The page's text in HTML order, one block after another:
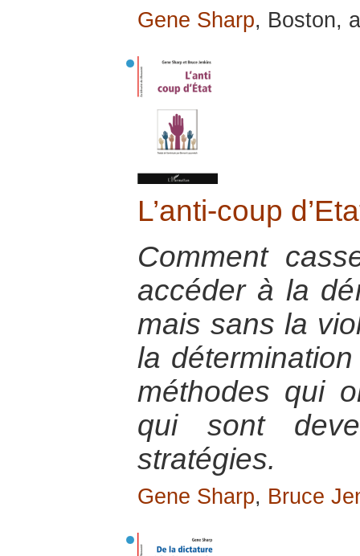
Gene Sharp, Boston,
L’anti-coup
Comment
accéder à la
mais sans la
la
méthodes qui
qui sont
stratégies.
Gene Sharp, Bruce